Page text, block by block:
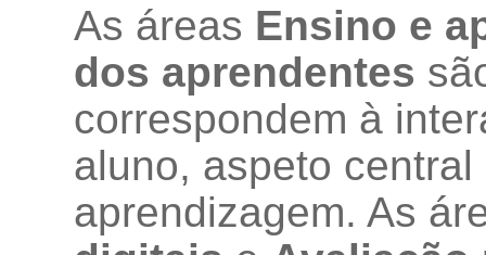
As áreas Ensino e
dos aprendentes
correspondem à
aluno, aspeto
aprendizagem. As